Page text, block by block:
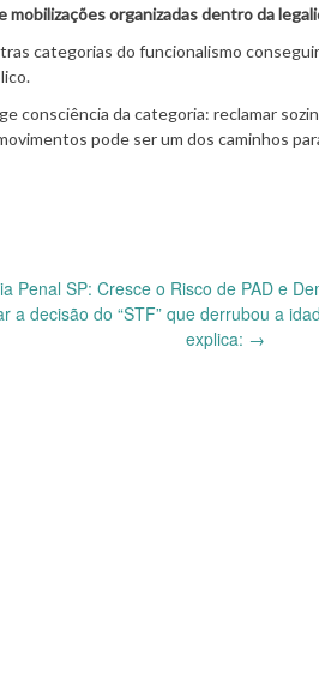
mobilizações organizadas dentro da
categorias do funcionalismo
consciência da categoria: reclamar
pode ser um dos caminhos
Penal SP: Cresce o Risco de PAD e
decisão do “STF” que derrubou a
explica: →